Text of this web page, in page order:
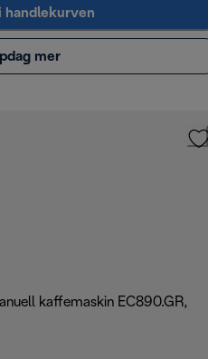
handlekurven
mer